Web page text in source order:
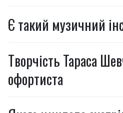
Є такий музичний
Творчість Тараса
офортиста